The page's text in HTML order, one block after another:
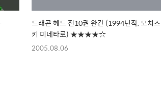
드래곤 헤드 전10권 완간 (1994년작, 모치즈
키 미네타로) ★★★★☆
2005.08.06